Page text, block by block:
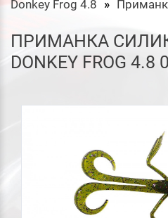
Donkey Frog 4.8
ПРИМАНКА
DONKEY FROG 4.8